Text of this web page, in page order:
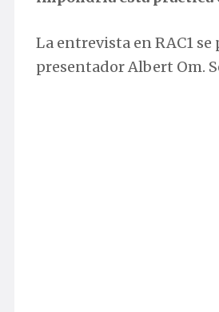
La entrevista en RAC1
presentador Albert Om.